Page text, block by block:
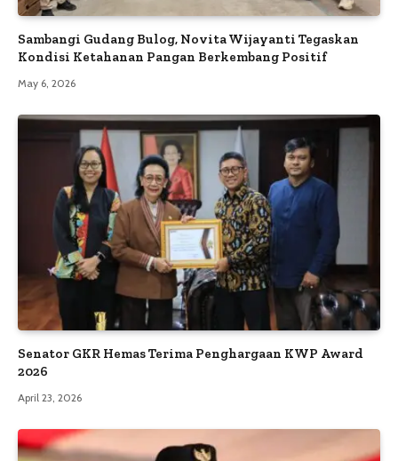
Sambangi Gudang Bulog, Novita Wijayanti Tegaskan
Kondisi Ketahanan Pangan Berkembang Positif
May 6, 2026
Senator GKR Hemas Terima Penghargaan KWP Award
2026
April 23, 2026